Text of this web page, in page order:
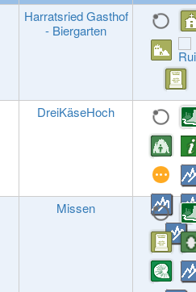
Harratsried Gasthof
- Biergarten
DreiKäseHoch
Missen